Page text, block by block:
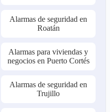
Alarmas de seguridad en
Roatán
Alarmas para viviendas y
negocios en Puerto Cortés
Alarmas de seguridad en
Trujillo